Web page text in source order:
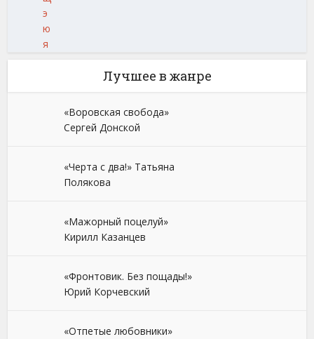
э
ю
я
Лучшее в жанре
«Воровская свобода»
Сергей Донской
«Черта с два!» Татьяна
Полякова
«Мажорный поцелуй»
Кирилл Казанцев
«Фронтовик. Без пощады!»
Юрий Корчевский
«Отпетые любовники»